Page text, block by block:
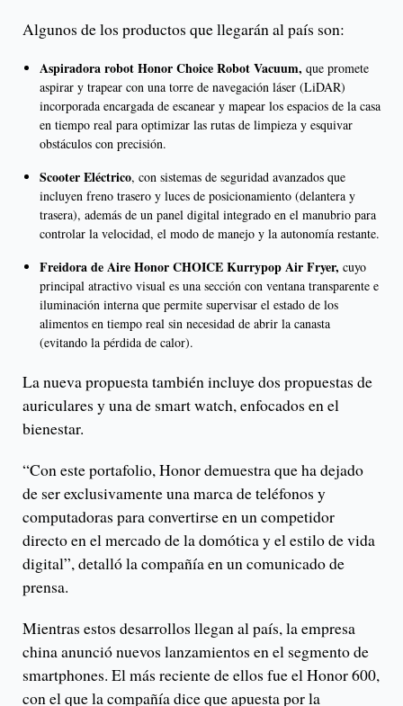
Algunos de los productos que llegarán al país son:
Aspiradora robot Honor Choice Robot Vacuum, que promete
aspirar y trapear con una torre de navegación láser (LiDAR)
incorporada encargada de escanear y mapear los espacios de la casa
en tiempo real para optimizar las rutas de limpieza y esquivar
obstáculos con precisión.
Scooter Eléctrico, con sistemas de seguridad avanzados que
incluyen freno trasero y luces de posicionamiento (delantera y
trasera), además de un panel digital integrado en el manubrio para
controlar la velocidad, el modo de manejo y la autonomía restante.
Freidora de Aire Honor CHOICE Kurrypop Air Fryer, cuyo
principal atractivo visual es una sección con ventana transparente e
iluminación interna que permite supervisar el estado de los
alimentos en tiempo real sin necesidad de abrir la canasta
(evitando la pérdida de calor).
La nueva propuesta también incluye dos propuestas de
auriculares y una de smart watch, enfocados en el
bienestar.
“Con este portafolio, Honor demuestra que ha dejado
de ser exclusivamente una marca de teléfonos y
computadoras para convertirse en un competidor
directo en el mercado de la domótica y el estilo de vida
digital”, detalló la compañía en un comunicado de
prensa.
Mientras estos desarrollos llegan al país, la empresa
china anunció nuevos lanzamientos en el segmento de
smartphones. El más reciente de ellos fue el Honor 600,
con el que la compañía dice que apuesta por la